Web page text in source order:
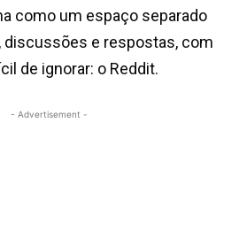
como um espaço separado
discussões e respostas, com
de ignorar: o Reddit.
- Advertisement -